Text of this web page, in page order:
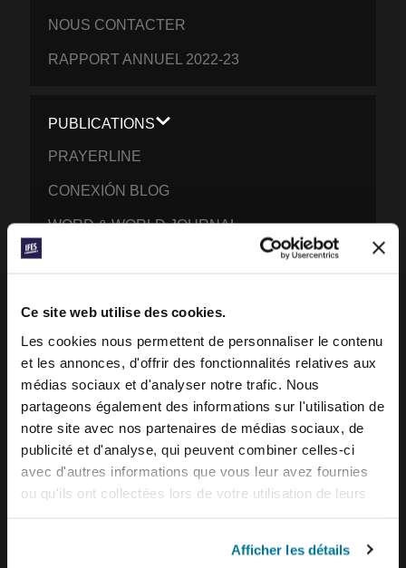
Ce site web utilise des cookies.
Les cookies nous permettent de personnaliser le contenu
et les annonces, d'offrir des fonctionnalités relatives aux
médias sociaux et d'analyser notre trafic. Nous
partageons également des informations sur l'utilisation de
notre site avec nos partenaires de médias sociaux, de
publicité et d'analyse, qui peuvent combiner celles-ci
avec d'autres informations que vous leur avez fournies
ou qu'ils ont collectées lors de votre utilisation de leurs
Afficher les détails
NOUS CONTACTER
RAPPORT ANNUEL 2022-23
PUBLICATIONS
PRAYERLINE
CONEXIÓN BLOG
WORD & WORLD JOURNAL
DANS LE MONDE
AMÉRIQUE DU NORD
CARAÏBE
AMÉRIQUE LATINE
EUROPE